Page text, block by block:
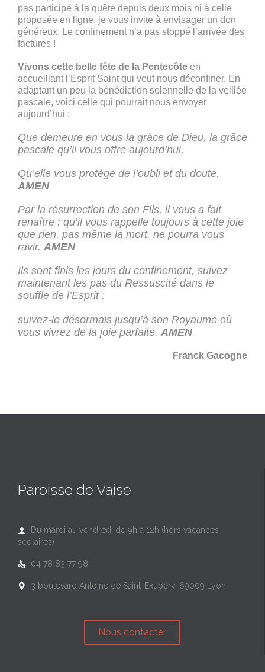
pas participé à la quête depuis deux mois ni à celle
proposée en ligne, je vous invite à envisager un don
généreux. Le confinement n’a pas stoppé l’arrivée des
factures !
Vivons cette belle fête de la Pentecôte en
accueillant l’Esprit Saint qui veut nous déconfiner. En
adaptant un peu la bénédiction solennelle de la veillée
pascale, voici celle qui pourrait nous envoyer
aujourd’hui :
Que demeure en vous la grâce de Dieu, la grâce
pascale qu’il vous offre aujourd’hui,
Qu’elle vous protège de l’oubli et du doute.
AMEN
Par la résurrection de son Fils, il vous a fait
renaître : qu’il vous rappelle toujours à cette joie
que rien, pas même la mort, ne pourra vous
ravir. AMEN
Ils sont finis les jours du confinement, suivez
maintenant les pas du Ressuscité dans le
souffle de l’Esprit :
suivez-le désormais jusqu’à son Royaume où
vous vivrez de la joie parfaite. AMEN
Franck Gacogne
Paroisse de Vaise

Du mardi au vendredi de 9h à 12h (hors vacances
scolaires)
 04 78 83 77 98
 3 boulevard Antoine de Saint-Exupéry, 69009 Lyon
Nous contacter